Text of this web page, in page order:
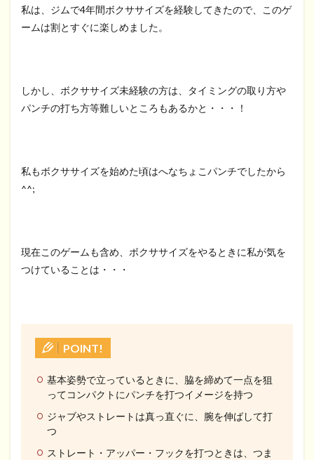
私は、ジムで4年間ボクササイズを経験してきたので、このゲ
ームは割とすぐに楽しめました。
しかし、ボクササイズ未経験の方は、タイミングの取り方や
パンチの打ち方等難しいところもあるかと・・・！
私もボクササイズを始めた頃はへなちょこパンチでしたから
^^;
現在このゲームも含め、ボクササイズをやるときに私が気を
つけていることは・・・
POINT!
基本姿勢で立っているときに、脇を締めて一点を狙
ってコンパクトにパンチを打つイメージを持つ
ジャブやストレートは真っ直ぐに、腕を伸ばして打
つ
ストレート・アッパー・フックを打つときは、つま